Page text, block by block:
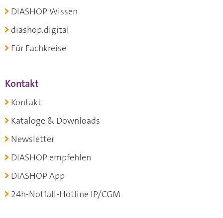
DIASHOP Wissen
diashop.digital
Für Fachkreise
Kontakt
Kontakt
Kataloge & Downloads
Newsletter
DIASHOP empfehlen
DIASHOP App
24h-Notfall-Hotline IP/CGM